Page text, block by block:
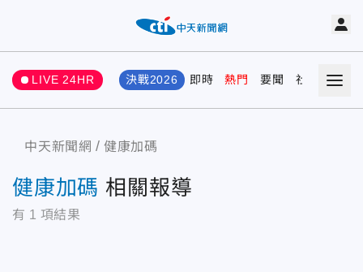
LIVE 24HR 決戰2026 即時 熱門 要聞 社會 娛樂
中天新聞網 健康加碼
健康加碼 相關報導
有 1 項結果